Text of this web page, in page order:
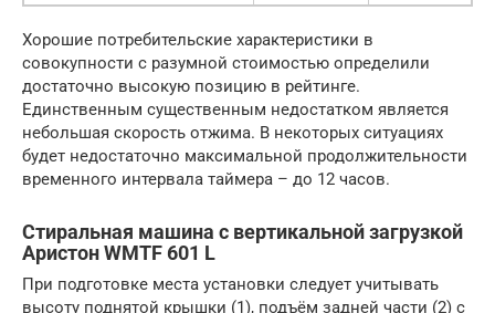
Хорошие потребительские характеристики в
совокупности с разумной стоимостью определили
достаточно высокую позицию в рейтинге.
Единственным существенным недостатком является
небольшая скорость отжима. В некоторых ситуациях
будет недостаточно максимальной продолжительности
временного интервала таймера – до 12 часов.
Стиральная машина с вертикальной загрузкой
Аристон WMTF 601 L
При подготовке места установки следует учитывать
высоту поднятой крышки (1), подъём задней части (2) с